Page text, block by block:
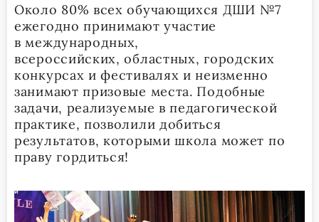
Около 80% всех обучающихся ДШИ №7
ежегодно принимают участие
в международных,
всероссийских, областных, городских
конкурсах и фестивалях и неизменно
занимают призовые места. Подобные
задачи, реализуемые в педагогической
практике, позволили добиться
результатов, которыми школа может по
праву гордиться!